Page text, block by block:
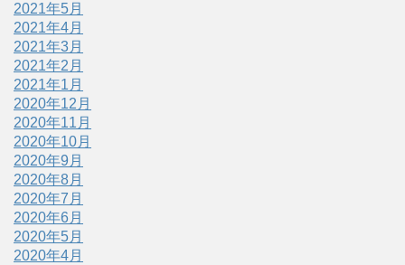
2021年5月
2021年4月
2021年3月
2021年2月
2021年1月
2020年12月
2020年11月
2020年10月
2020年9月
2020年8月
2020年7月
2020年6月
2020年5月
2020年4月